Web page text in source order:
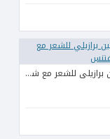
مجموعة كريم كيراتين برازيلي للشعر مع شامبو بلا املاح سام فتنس